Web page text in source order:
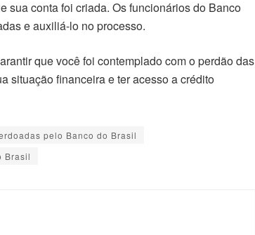
sua conta foi criada. Os funcionários do Banco
e auxiliá-lo no processo.
que você foi contemplado com o perdão das
situação financeira e ter acesso a crédito
pelo Banco do Brasil
Brasil